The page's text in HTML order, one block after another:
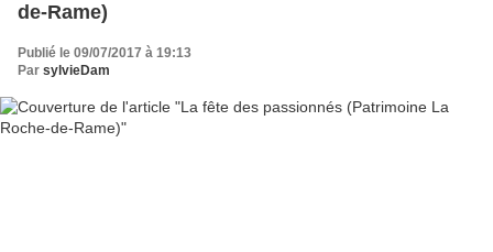
de-Rame)
Publié le 09/07/2017 à 19:13
Par sylvieDam